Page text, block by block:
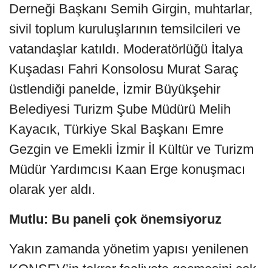
Derneği Başkanı Semih Girgin, muhtarlar,
sivil toplum kuruluşlarının temsilcileri ve
vatandaşlar katıldı. Moderatörlüğü İtalya
Kuşadası Fahri Konsolosu Murat Saraç
üstlendiği panelde, İzmir Büyükşehir
Belediyesi Turizm Şube Müdürü Melih
Kayacık, Türkiye Skal Başkanı Emre
Gezgin ve Emekli İzmir İl Kültür ve Turizm
Müdür Yardımcısı Kaan Erge konuşmacı
olarak yer aldı.
Mutlu: Bu paneli çok önemsiyoruz
Yakın zamanda yönetim yapısı yenilenen